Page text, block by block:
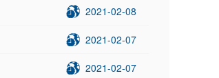
2021-02-08
2021-02-07
2021-02-07